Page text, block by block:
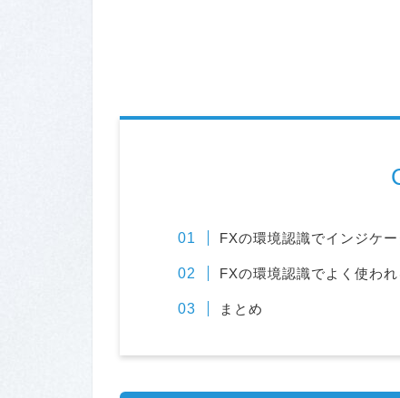
FXの環境認識でインジケ
FXの環境認識でよく使わ
まとめ